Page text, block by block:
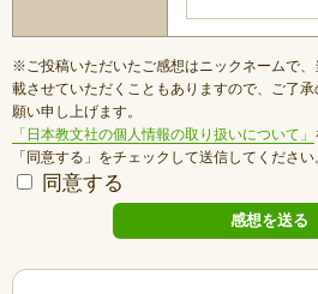
※ご投稿いただいたご感想はニックネームで
載させていただくこともありますので、ご了
願い申し上げます。
「日本教文社の個人情報の取り扱いについて」
「同意する」をチェックして送信してください
同意する